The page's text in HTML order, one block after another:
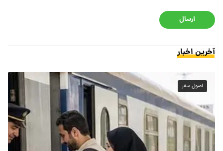
ارسال
آخرین اخبار
اصول سفر